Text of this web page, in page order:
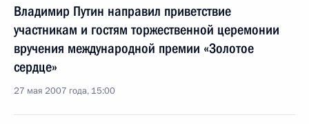
Владимир Путин направил приветствие
участникам и гостям торжественной церемонии
вручения международной премии «Золотое
сердце»
27 мая 2007 года, 15:00